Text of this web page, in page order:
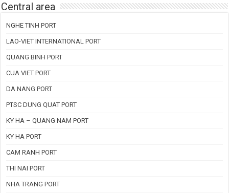
Central area
NGHE TINH PORT
LAO-VIET INTERNATIONAL PORT
QUANG BINH PORT
CUA VIET PORT
DA NANG PORT
PTSC DUNG QUAT PORT
KY HA – QUANG NAM PORT
KY HA PORT
CAM RANH PORT
THI NAI PORT
NHA TRANG PORT